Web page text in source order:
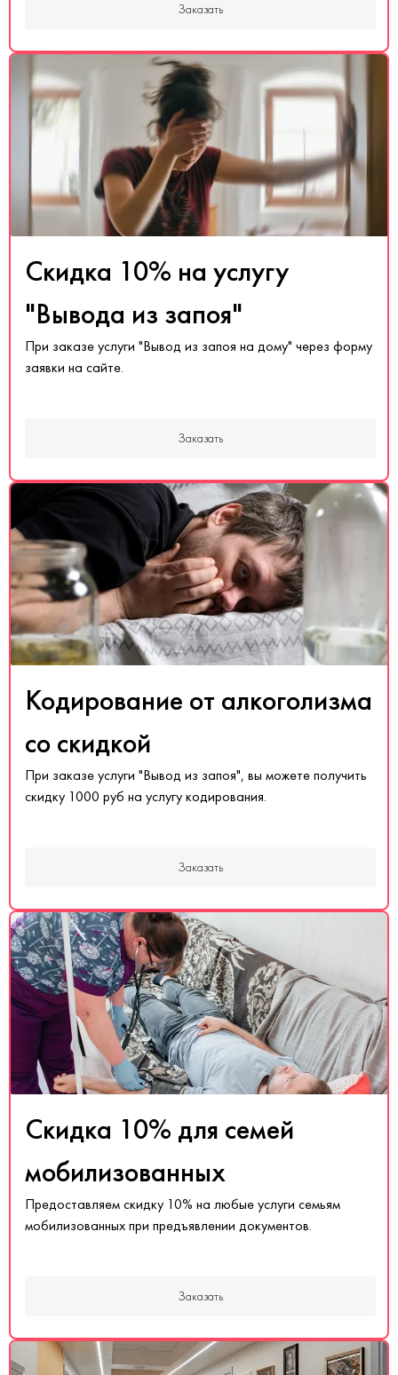
Заказать
Скидка 10% на услугу
"Вывода из запоя"
При заказе услуги "Вывод из запоя на дому" через форму
заявки на сайте.
Заказать
Кодирование от алкоголизма
со скидкой
При заказе услуги "Вывод из запоя", вы можете получить
скидку 1000 руб на услугу кодирования.
Заказать
Скидка 10% для семей
мобилизованных
Предоставляем скидку 10% на любые услуги семьям
мобилизованных при предъявлении документов.
Заказать